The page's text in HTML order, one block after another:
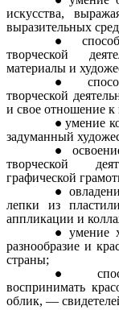
искусства,
выразительных
творческой
материалы и
творческой
и свое отношение к
умение
задуманный
творческой
графической
лепки из
аппликации и
умение
разнообразие и
страны;
воспринимать
облик, —